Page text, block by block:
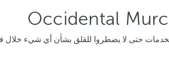
حتى لا يضطروا للقلق بشأن أي شيء خلال